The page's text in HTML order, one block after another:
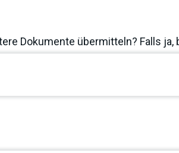
Dokumente übermitteln? Falls ja,